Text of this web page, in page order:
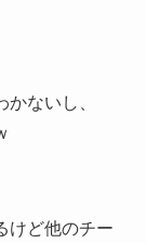
ないし、
けど他のチー